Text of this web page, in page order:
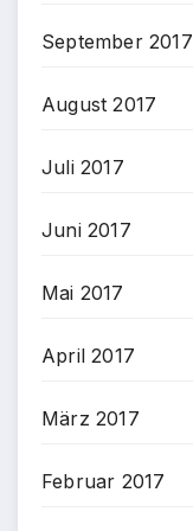
September 2017
August 2017
Juli 2017
Juni 2017
Mai 2017
April 2017
März 2017
Februar 2017